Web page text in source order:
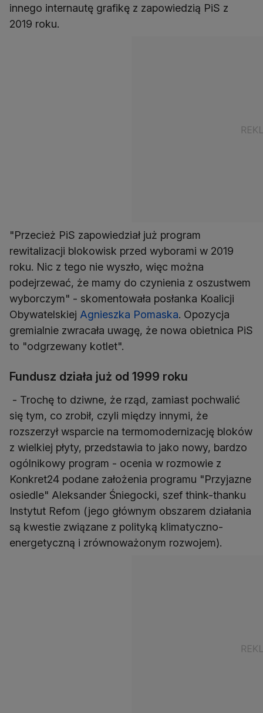
innego internautę grafikę z zapowiedzią PiS z
2019 roku.
"Przecież PiS zapowiedział już program
rewitalizacji blokowisk przed wyborami w 2019
roku. Nic z tego nie wyszło, więc można
podejrzewać, że mamy do czynienia z oszustwem
wyborczym" - skomentowała posłanka Koalicji
Obywatelskiej Agnieszka Pomaska. Opozycja
gremialnie zwracała uwagę, że nowa obietnica PiS
to "odgrzewany kotlet".
Fundusz działa już od 1999 roku
- Trochę to dziwne, że rząd, zamiast pochwalić
się tym, co zrobił, czyli między innymi, że
rozszerzył wsparcie na termomodernizację bloków
z wielkiej płyty, przedstawia to jako nowy, bardzo
ogólnikowy program - ocenia w rozmowie z
Konkret24 podane założenia programu "Przyjazne
osiedle" Aleksander Śniegocki, szef think-thanku
Instytut Refom (jego głównym obszarem działania
są kwestie związane z polityką klimatyczno-
energetyczną i zrównoważonym rozwojem).